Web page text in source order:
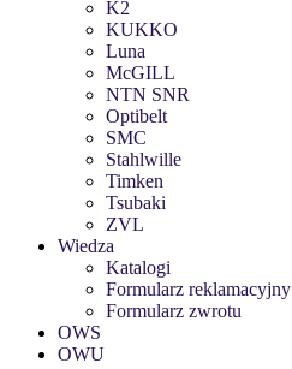
K2
KUKKO
Luna
McGILL
NTN SNR
Optibelt
SMC
Stahlwille
Timken
Tsubaki
ZVL
Wiedza
Katalogi
Formularz reklamacyjny
Formularz zwrotu
OWS
OWU